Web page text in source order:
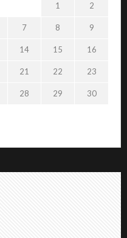
1 2
7 8 9
14 15 16
21 22 23
28 29 30